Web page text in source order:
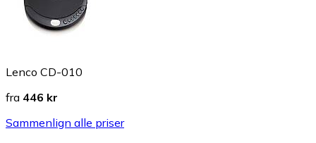
Lenco CD-010
fra 446 kr
Sammenlign alle priser